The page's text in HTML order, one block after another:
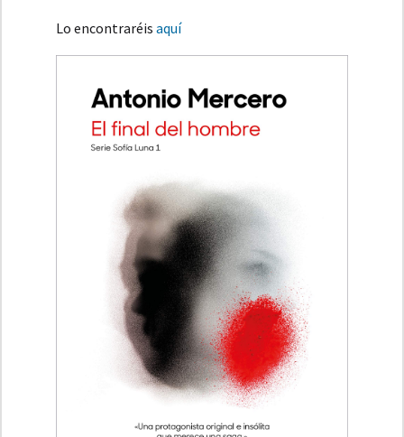
Lo encontraréis aquí